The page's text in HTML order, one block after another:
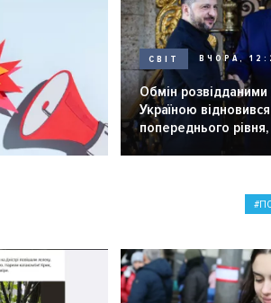
СВІТ ВЧОРА,
Обмін
Україною
попереднього